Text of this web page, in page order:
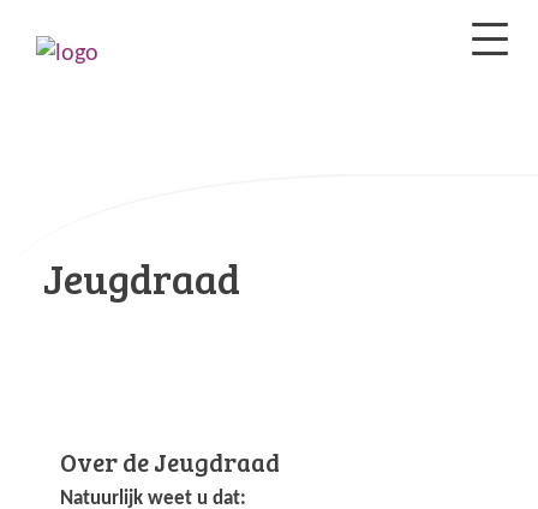
Jeugdraad
Over de Jeugdraad
Natuurlijk weet u dat: